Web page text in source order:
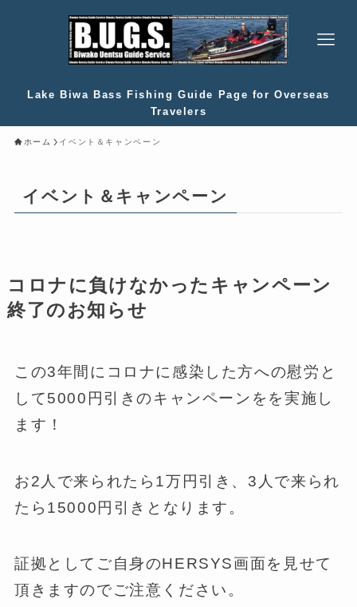
Lake Biwa Bass Fishing Guide Page for Overseas
Travelers
ホーム イベント＆キャンペーン
イベント＆キャンペーン
コロナに負けなかったキャンペーン
終了のお知らせ
この3年間にコロナに感染した方への慰労と
して5000円引きのキャンペーンをを実施し
ます！
お2人で来られたら1万円引き、3人で来られ
たら15000円引きとなります。
証拠としてご自身のHERSYS画面を見せて
頂きますのでご注意ください。